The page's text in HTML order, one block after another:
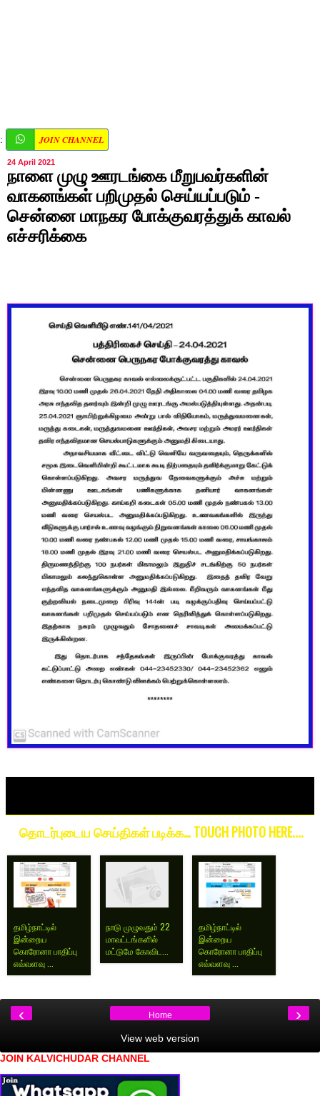
: JOIN CHANNEL
24 April 2021
நாளை முழு ஊரடங்கை மீறுபவர்களின்
வாகனங்கள் பறிமுதல் செய்யப்படும் -
சென்னை மாநகர போக்குவரத்துக் காவல்
எச்சரிக்கை
தொடர்புடைய செய்திகள் படிக்க… TOUCH PHOTO HERE....
தமிழ்நாட்டில்
இன்றைய
கொரோனா பாதிப்பு
எவ்வளவு ...
நாடு முழுவதும் 22
மாவட்டங்களில்
மட்டுமே கோவிட...
தமிழ்நாட்டில்
இன்றைய
கொரோனா பாதிப்பு
எவ்வளவு ...
‹ ›
Home
View web version
JOIN KALVICHUDAR CHANNEL